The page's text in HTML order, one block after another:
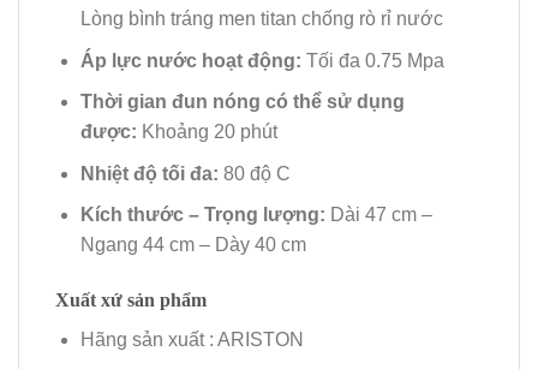
Lòng bình tráng men titan chống rò rỉ nước
Áp lực nước hoạt động: Tối đa 0.75 Mpa
Thời gian đun nóng có thể sử dụng
được: Khoảng 20 phút
Nhiệt độ tối đa: 80 độ C
Kích thước – Trọng lượng: Dài 47 cm –
Ngang 44 cm – Dày 40 cm
Xuất xứ sản phẩm
Hãng sản xuất : ARISTON